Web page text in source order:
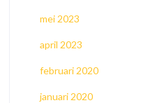
mei 2023
april 2023
februari 2020
januari 2020